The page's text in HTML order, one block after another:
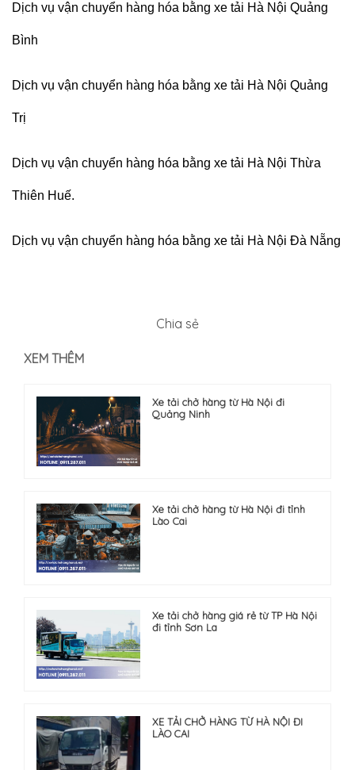
Dịch vụ vận chuyển hàng hóa bằng xe tải Hà Nội Quảng
Bình
Dịch vụ vận chuyển hàng hóa bằng xe tải Hà Nội Quảng
Trị
Dịch vụ vận chuyển hàng hóa bằng xe tải Hà Nội Thừa
Thiên Huế.
Dịch vụ vận chuyển hàng hóa bằng xe tải Hà Nội Đà Nẵng
Chia sẻ
XEM THÊM
Xe tải chở hàng từ Hà Nội đi
Quảng Ninh
Xe tải chở hàng từ Hà Nội đi tỉnh
Lào Cai
Xe tải chở hàng giá rẻ từ TP Hà Nội
đi tỉnh Sơn La
XE TẢI CHỞ HÀNG TỪ HÀ NỘI ĐI
LÀO CAI